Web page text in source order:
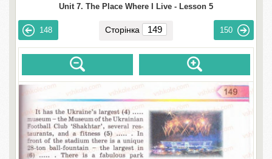
Unit 7. The Place Where I Live - Lesson 5
148 Сторінка 150